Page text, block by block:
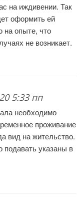
на иждивении. Так
оформить ей
на опыте, что
не возникает.
5:33 пп
необходимо
проживание
вид на жительство.
указаны в